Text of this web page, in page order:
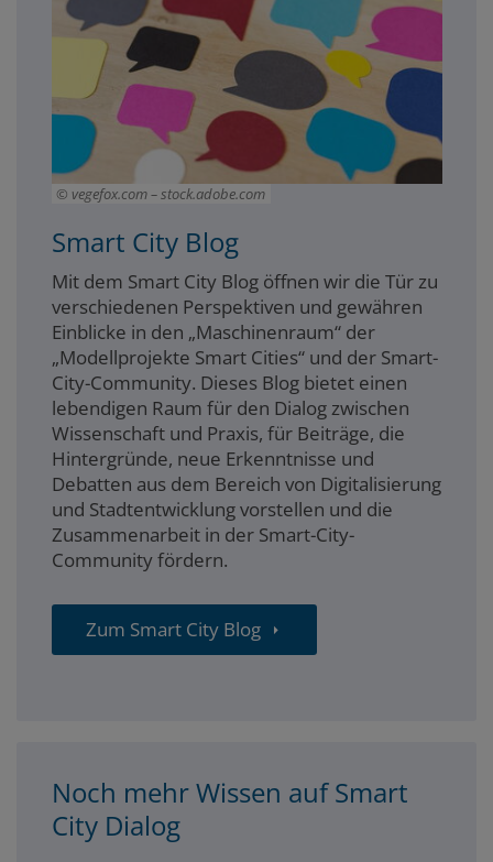
vegefox.com – stock.adobe.com
Smart City Blog
Mit dem Smart City Blog öffnen wir die Tür zu
verschiedenen Perspektiven und gewähren
Einblicke in den „Maschinenraum“ der
„Modellprojekte Smart Cities“ und der Smart-
City-Community. Dieses Blog bietet einen
lebendigen Raum für den Dialog zwischen
Wissenschaft und Praxis, für Beiträge, die
Hintergründe, neue Erkenntnisse und
Debatten aus dem Bereich von Digitalisierung
und Stadtentwicklung vorstellen und die
Zusammenarbeit in der Smart-City-
Community fördern.
Zum Smart City Blog
Noch mehr Wissen auf Smart
City Dialog